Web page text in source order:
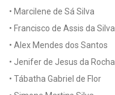
• Marcilene de Sá Silva
• Francisco de Assis da Silva
• Alex Mendes dos Santos
• Jenifer de Jesus da Rocha
• Tábatha Gabriel de Flor